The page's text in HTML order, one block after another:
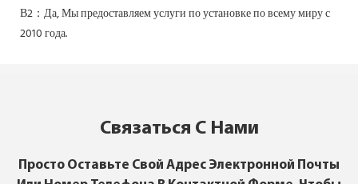
В2：Да,Мы предоставляем услуги по установке по всему миру с
2010 года.
Связаться С Нами
Просто Оставьте Свой Адрес Электронной Почты